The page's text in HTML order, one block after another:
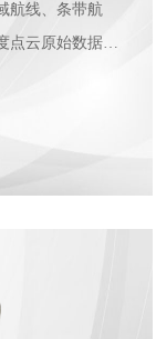
航线、条带航
点云原始数据；